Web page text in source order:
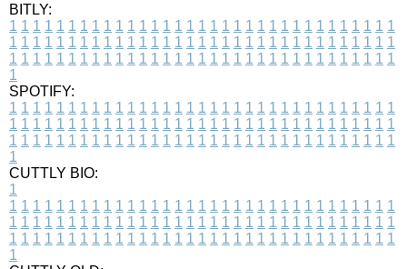
BITLY:
1 1 1 1 1 1 1 1 1 1 1 1 1 1 1 1 1 1 1 1 1 1 1 1 1 1 1 1 1 1 1 1 1
1 1 1 1 1 1 1 1 1 1 1 1 1 1 1 1 1 1 1 1 1 1 1 1 1 1 1 1 1 1 1 1 1
1 1 1 1 1 1 1 1 1 1 1 1 1 1 1 1 1 1 1 1 1 1 1 1 1 1 1 1 1 1 1 1 1
1
SPOTIFY:
1 1 1 1 1 1 1 1 1 1 1 1 1 1 1 1 1 1 1 1 1 1 1 1 1 1 1 1 1 1 1 1 1
1 1 1 1 1 1 1 1 1 1 1 1 1 1 1 1 1 1 1 1 1 1 1 1 1 1 1 1 1 1 1 1 1
1 1 1 1 1 1 1 1 1 1 1 1 1 1 1 1 1 1 1 1 1 1 1 1 1 1 1 1 1 1 1 1 1
1
CUTTLY BIO:
1
1 1 1 1 1 1 1 1 1 1 1 1 1 1 1 1 1 1 1 1 1 1 1 1 1 1 1 1 1 1 1 1 1
1 1 1 1 1 1 1 1 1 1 1 1 1 1 1 1 1 1 1 1 1 1 1 1 1 1 1 1 1 1 1 1 1
1 1 1 1 1 1 1 1 1 1 1 1 1 1 1 1 1 1 1 1 1 1 1 1 1 1 1 1 1 1 1 1 1
1